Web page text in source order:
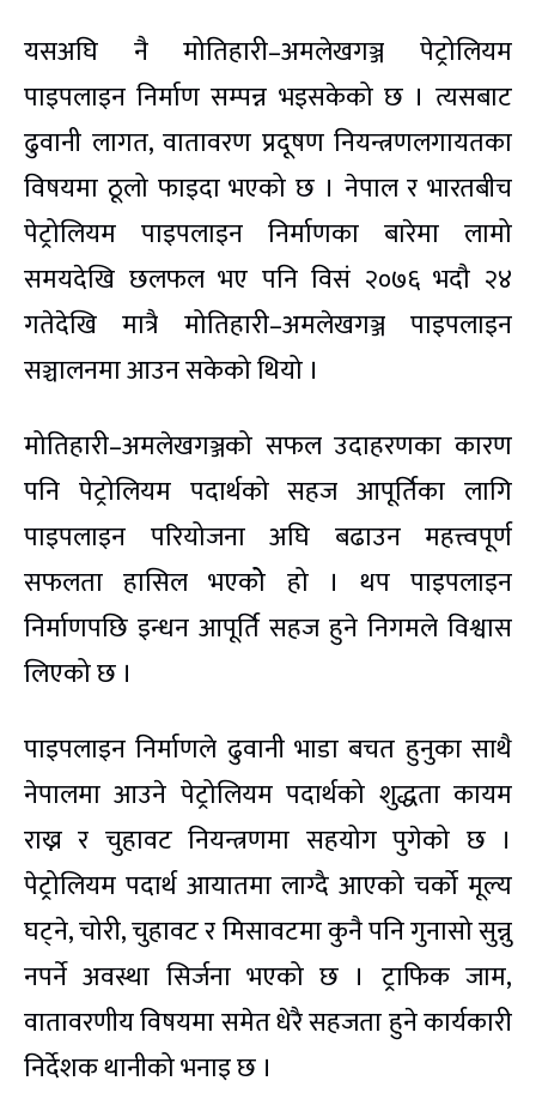
यसअघि नै मोतिहारी–अमलेखगञ्ज पेट्रोलियम
पाइपलाइन निर्माण सम्पन्न भइसकेको छ । त्यसबाट
ढुवानी लागत, वातावरण प्रदूषण नियन्त्रणलगायतका
विषयमा ठूलो फाइदा भएको छ । नेपाल र भारतबीच
पेट्रोलियम पाइपलाइन निर्माणका बारेमा लामो
समयदेखि छलफल भए पनि विसं २०७६ भदौ २४
गतेदेखि मात्रै मोतिहारी–अमलेखगञ्ज पाइपलाइन
सञ्चालनमा आउन सकेको थियो ।
मोतिहारी–अमलेखगञ्जको सफल उदाहरणका कारण
पनि पेट्रोलियम पदार्थको सहज आपूर्तिका लागि
पाइपलाइन परियोजना अघि बढाउन महत्त्वपूर्ण
सफलता हासिल भएकोे हो । थप पाइपलाइन
निर्माणपछि इन्धन आपूर्ति सहज हुने निगमले विश्वास
लिएको छ ।
पाइपलाइन निर्माणले ढुवानी भाडा बचत हुनुका साथै
नेपालमा आउने पेट्रोलियम पदार्थको शुद्धता कायम
राख्न र चुहावट नियन्त्रणमा सहयोग पुगेको छ ।
पेट्रोलियम पदार्थ आयातमा लाग्दै आएको चर्को मूल्य
घट्ने, चोरी, चुहावट र मिसावटमा कुनै पनि गुनासो सुन्नु
नपर्ने अवस्था सिर्जना भएको छ । ट्राफिक जाम,
वातावरणीय विषयमा समेत धेरै सहजता हुने कार्यकारी
निर्देशक थानीको भनाइ छ ।